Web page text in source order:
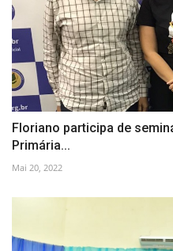
Floriano participa de
Primária...
Mai 20, 2022